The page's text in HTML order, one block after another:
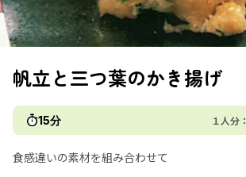
帆立と三つ葉のかき揚げ
15分 １人分：
食感違いの素材を組み合わせて